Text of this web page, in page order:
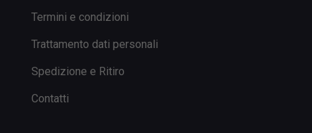
Termini e condizioni
Trattamento dati personali
Spedizione e Ritiro
Contatti